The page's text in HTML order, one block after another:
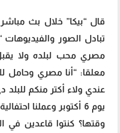
قال “بيكا” خلال بث
تبادل الصور والفيديوهات
مصري محب لبلده ولا
معلقا: “أنا مصري وحامل
عندي ولاء أكتر منكم
يوم 6 أكتوبر وعملنا
وقتها؟ كنتوا قاعدين في